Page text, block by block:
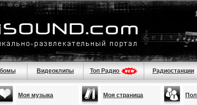
Видеоклипы Топ Радио Радиостанции
Моя музыка Моя страница